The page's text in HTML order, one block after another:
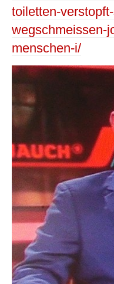
toiletten-
wegschmeissen-
menschen-i/